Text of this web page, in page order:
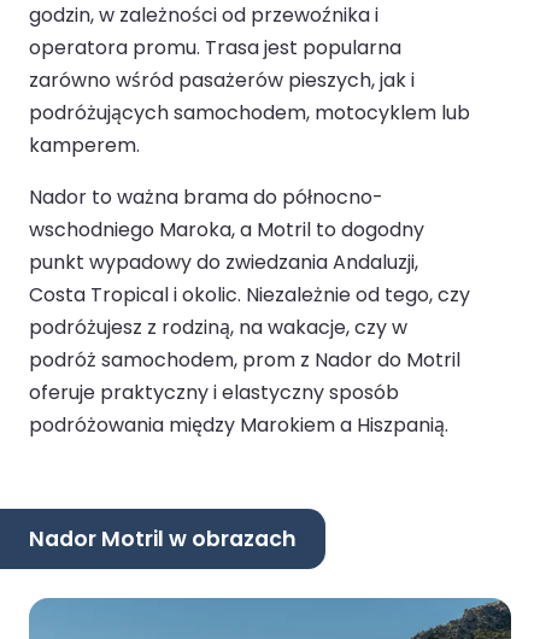
godzin, w zależności od przewoźnika i
operatora promu. Trasa jest popularna
zarówno wśród pasażerów pieszych, jak i
podróżujących samochodem, motocyklem lub
kamperem.
Nador to ważna brama do północno-
wschodniego Maroka, a Motril to dogodny
punkt wypadowy do zwiedzania Andaluzji,
Costa Tropical i okolic. Niezależnie od tego, czy
podróżujesz z rodziną, na wakacje, czy w
podróż samochodem, prom z Nador do Motril
oferuje praktyczny i elastyczny sposób
podróżowania między Marokiem a Hiszpanią.
Nador Motril w obrazach